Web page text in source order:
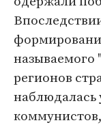
называемого
регионов
наблюдалась